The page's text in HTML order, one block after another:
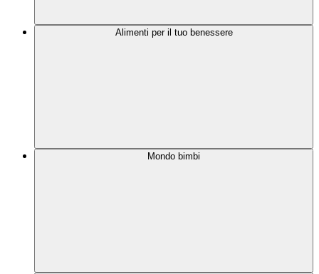
Alimenti per il tuo benessere
Mondo bimbi